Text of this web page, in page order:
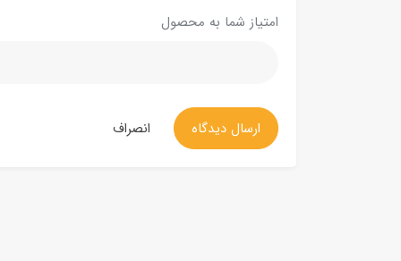
امتیاز شما به محصول
ارسال دیدگاه انصراف